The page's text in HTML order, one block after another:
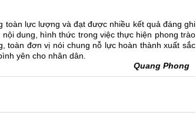
toàn lực lượng và đạt được nhiều kết quả đáng ghi
dung, hình thức trong việc thực hiện phong trào
toàn đơn vị nói chung nỗ lực hoàn thành xuất sắc
yên cho nhân dân.
Quang Phong